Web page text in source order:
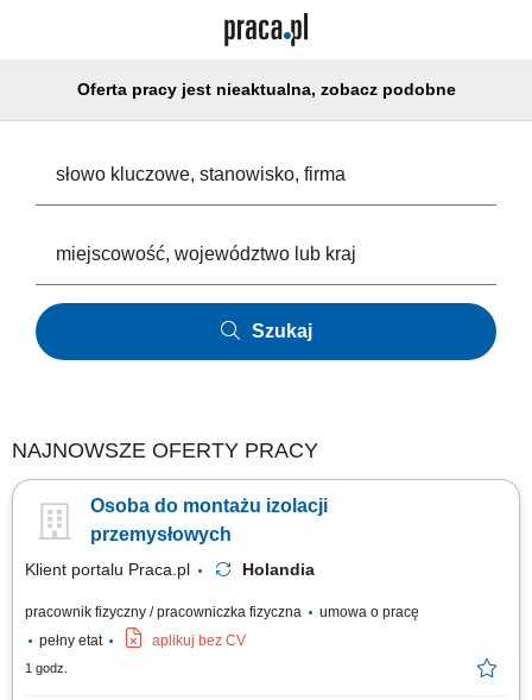
Oferta pracy jest nieaktualna, zobacz podobne
Szukaj
NAJNOWSZE OFERTY PRACY
Osoba do montażu izolacji
przemysłowych
Klient portalu Praca.pl Holandia
pracownik fizyczny / pracowniczka fizyczna
umowa o pracę
pełny etat
aplikuj bez CV
1 godz.